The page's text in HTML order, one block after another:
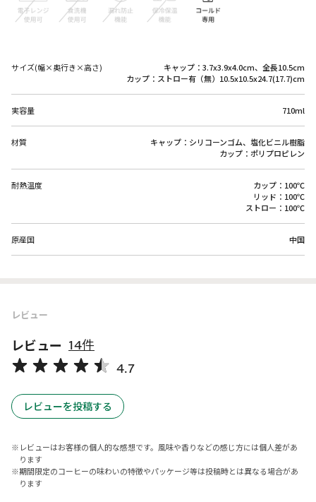
サイズ(幅×奥行き×高さ)
キャップ：3.7x3.9x4.0cm、全長10.5cm
カップ：ストロー有（無）10.5x10.5x24.7(17.7)cm
実容量 710ml
材質
キャップ：シリコーンゴム、塩化ビニル樹脂
カップ：ポリプロピレン
耐熱温度
カップ：100℃
リッド：100℃
ストロー：100℃
原産国 中国
レビュー
レビュー 14件
4.7
レビューを投稿する
レビューはお客様の個人的な感想です。風味や香りなどの感じ方には個人差があ
ります
期間限定のコーヒーの味わいの特徴やパッケージ等は投稿時とは異なる場合があ
ります